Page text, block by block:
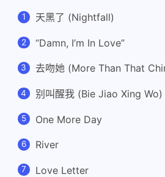
天黑了 (Nightfall)
“Damn, I’m In Love”
去吻她 (More Than That
别叫醒我 (Bie Jiao Xing Wo)
One More Day
River
Love Letter